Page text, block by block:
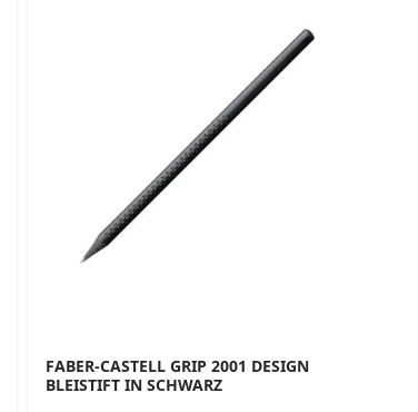
FABER-CASTELL GRIP 2001 DESIGN
BLEISTIFT IN SCHWARZ